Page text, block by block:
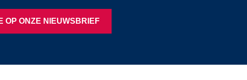
OP ONZE NIEUWSBRIEF